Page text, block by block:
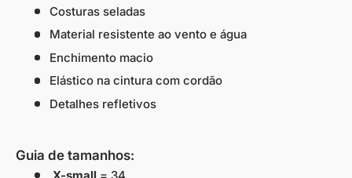
Costuras seladas
Material resistente ao vento e água
Enchimento macio
Elástico na cintura com cordão
Detalhes refletivos
Guia de tamanhos:
X-small= 34